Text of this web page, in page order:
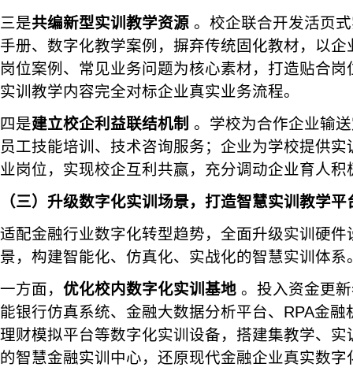
三是共编新型实训教学资源 。校企联合开发活页
手册、数字化教学案例，摒弃传统固化教材，以
岗位案例、常见业务问题为核心素材，打造贴合
实训教学内容完全对标企业真实业务流程。
四是建立校企利益联结机制 。学校为合作企业输
员工技能培训、技术咨询服务；企业为学校提供
业岗位，实现校企互利共赢，充分调动企业育人积
（三）升级数字化实训场景，打造智慧实训教学平
适配金融行业数字化转型趋势，全面升级实训硬件
景，构建智能化、仿真化、实战化的智慧实训体系
一方面， 优化校内数字化实训基地 。投入资金更
能银行仿真系统、金融大数据分析平台、RPA金
理财模拟平台等数字化实训设备，搭建集教学、
的智慧金融实训中心，还原现代金融企业真实数